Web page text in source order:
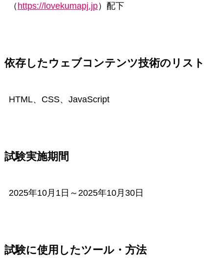
（ https://lovekumapj.jp）配下
依存したウェブコンテンツ技術のリスト
HTML、CSS、JavaScript
試験実施期間
2025年10月1日～2025年10月30日
試験に使用したツール・方法